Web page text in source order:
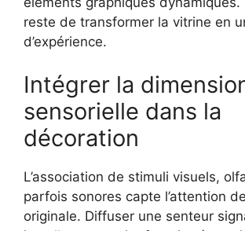
reste de transformer la vitrine en
d’expérience.
Intégrer la
sensorielle dans la
décoration
L’association de stimuli visuels,
parfois sonores capte l’attention
originale. Diffuser une senteur